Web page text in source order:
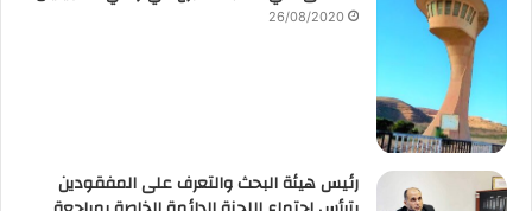
26/08/2020
رئيس هيئة البحث والتعرف على المفقودين